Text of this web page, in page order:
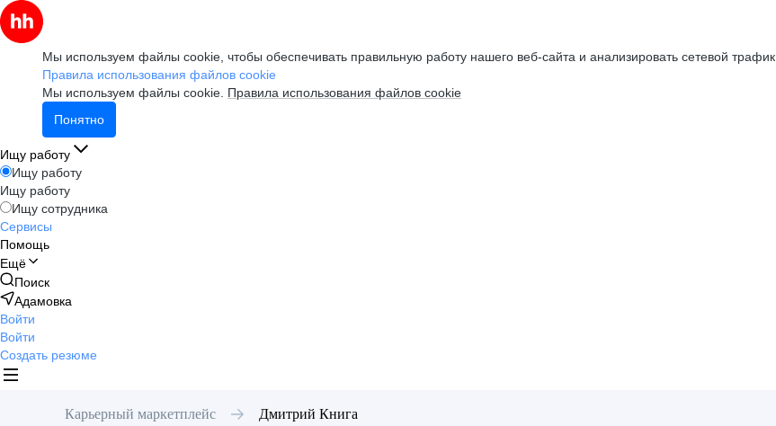
Мы используем файлы cookie, чтобы обеспечивать правильную работу нашего веб-сайта и анализировать сетевой трафик.
Правила использования файлов cookie
Мы используем файлы cookie. Правила использования файлов cookie
Понятно
Ищу работу
Ищу работу
Ищу работу
Ищу сотрудника
Сервисы
Помощь
Ещё
Поиск
Адамовка
Войти
Войти
Создать резюме
Карьерный маркетплейс Дмитрий Книга